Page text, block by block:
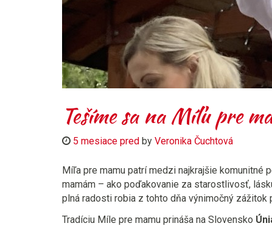
Tešíme sa na Míľu pre
5 mesiace pred by Veronika Čuchtová
Míľa pre mamu patrí medzi najkrajšie komunitné
mamám – ako poďakovanie za starostlivosť,
plná radosti robia z tohto dňa výnimočný zážitok
Tradíciu Míle pre mamu prináša na Slovensko